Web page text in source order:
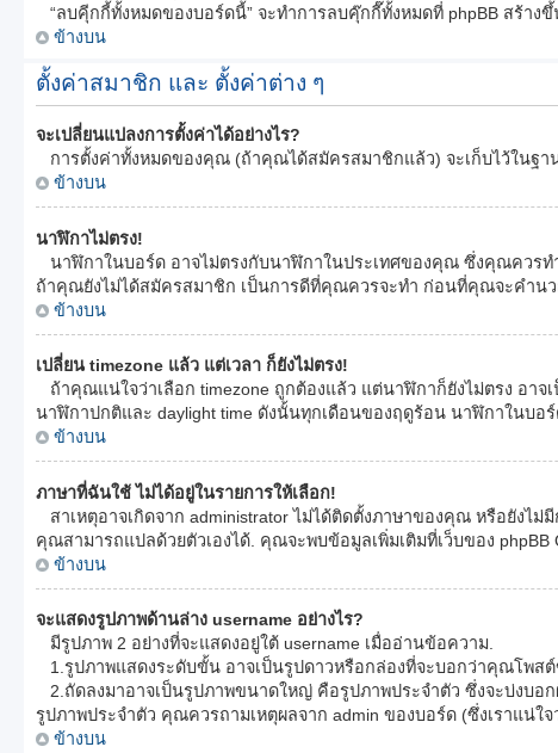
“ลบคุีกกี้ทั้งหมดของบอร์ดนี้” จะทำการลบคุ๊กกี๊ทั้งหมดที่ phpBB สร้า
ข้างบน
ตั้งค่าสมาชิก และ ตั้งค่าต่าง ๆ
จะเปลี่ยนแปลงการตั้งค่าได้อย่างไร?
การตั้งค่าทั้งหมดของคุณ (ถ้าคุณได้สมัครสมาชิกแล้ว) จะเก็บไว้ในฐ
ข้างบน
นาฬิกาไม่ตรง!
นาฬิกาในบอร์ด อาจไม่ตรงกับนาฬิกาในประเทศของคุณ ซึ่งคุณควรท
ถ้าคุณยังไม่ได้สมัครสมาชิก เป็นการดีที่คุณควรจะทำ ก่อนที่คุณจะคำนว
ข้างบน
เปลี่ยน timezone แล้ว แต่เวลา ก็ยังไม่ตรง!
ถ้าคุณแน่ใจว่าเลือก timezone ถูกต้องแล้ว แต่นาฬิกาก็ยังไม่ตรง อาจ
นาฬิกาปกติและ daylight time ดังนั้นทุกเดือนของฤดูร้อน นาฬิกาในบ
ข้างบน
ภาษาที่ฉันใช้ ไม่ได้อยู่ในรายการให้เลือก!
สาเหตุอาจเกิดจาก administrator ไม่ได้ติดตั้งภาษาของคุณ หรือยังไ
คุณสามารถแปลด้วยตัวเองได้. คุณจะพบข้อมูลเพิ่มเติมที่เว็บของ phpBB
ข้างบน
จะแสดงรูปภาพด้านล่าง username อย่างไร?
มีรูปภาพ 2 อย่างที่จะแสดงอยู่ใต้ username เมื่ออ่านข้อความ.
1.รูปภาพแสดงระดับขั้น อาจเป็นรูปดาวหรือกล่องที่จะบอกว่าคุณโพสต์
2.ถัดลงมาอาจเป็นรูปภาพขนาดใหญ่ คือรูปภาพประจำตัว ซึ่งจะบ่งบอ
รูปภาพประจำตัว คุณควรถามเหตุผลจาก admin ของบอร์ด (ซึ่งเราแน่ใ
ข้างบน